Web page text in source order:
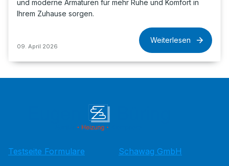
und moderne Armaturen für mehr Ruhe und Komfort in
Ihrem Zuhause sorgen.
09. April 2026
Weiterlesen
Testseite Formulare
Schawag GmbH